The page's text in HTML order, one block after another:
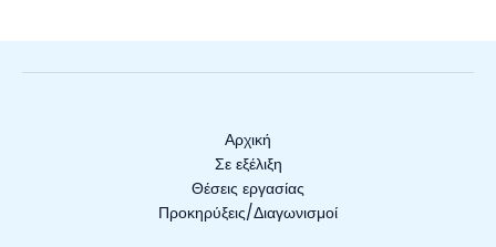
Αρχική
Σε εξέλιξη
Θέσεις εργασίας
Προκηρύξεις/Διαγωνισμοί